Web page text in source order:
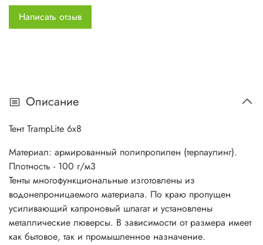
Написать отзыв
Описание
Тент TrampLite 6x8
Материал: армированный полипропилен (терпаулинг).
Плотность - 100 г/м3
Тенты многофункциональные изготовлены из
водонепроницаемого материала. По краю пропущен
усиливающий капроновый шпагат и установлены
металлические люверсы. В зависимости от размера имеет
как бытовое, так и промышленное назначение.